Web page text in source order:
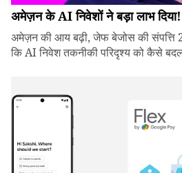
अमेज़न के AI निवेशों ने बड़ा लाभ दिया!
अमेज़न की आय बढ़ी, जेफ बेजोस की संपत्ति
कि AI निवेश तकनीकी परिदृश्य को कैसे